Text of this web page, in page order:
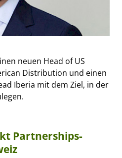
neuen Head of US
Distribution und einen
Iberia mit dem Ziel, in der
Partnerships-